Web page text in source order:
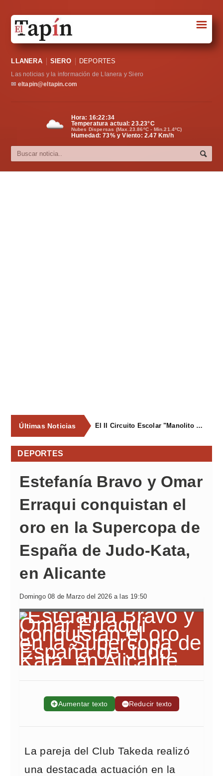
Sociedad
Política
Cultura
☰
LLANERA SIERO DEPORTES
Las noticias y la información de Llanera y Siero
✉ eltapin@eltapin.com
Hora: 16:22:34
Temperatura actual:23.23°C
Nubes Dispersas (Max.23.86ºC - Min.21.4ºC)
Humedad: 73% y Viento: 2.47 Km/h
Últimas Noticias El II Circuito Escolar "Manolito el Pegu" volvió a reunir a las jóvenes promesas del ciclismo asturiano en El Carbayu
DEPORTES
Estefanía Bravo y Omar
Erraqui conquistan el
oro en la Supercopa de
España de Judo-Kata,
en Alicante
Domingo 08 de Marzo del 2026 a las 19:50
➕Aumentar texto ➖Reducir texto
La pareja del Club Takeda realizó
una destacada actuación en la